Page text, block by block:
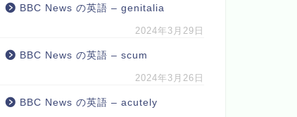
BBC News の英語 – genitalia
2024年3月29日
BBC News の英語 – scum
2024年3月26日
BBC News の英語 – acutely